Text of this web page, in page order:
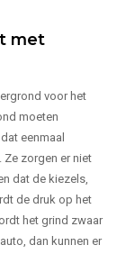
met
voor het
moeten
eenmaal
Ze zorgen er niet
dat de kiezels,
de druk op het
het grind zwaar
dan kunnen er